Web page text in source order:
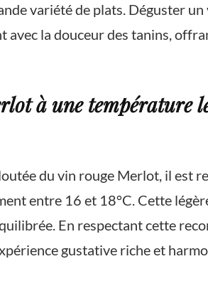
variété de plats. Déguster
la douceur des tanins,
à une température
du vin rouge Merlot, il est
entre 16 et 18°C. Cette
En respectant cette
gustative riche et